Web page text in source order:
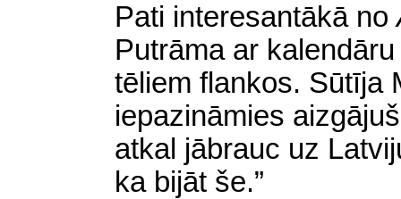
Pati interesantākā no
Putrāma ar
tēliem flankos. Sūtīja
iepazināmies
atkal jābrauc uz
ka bijāt še.”